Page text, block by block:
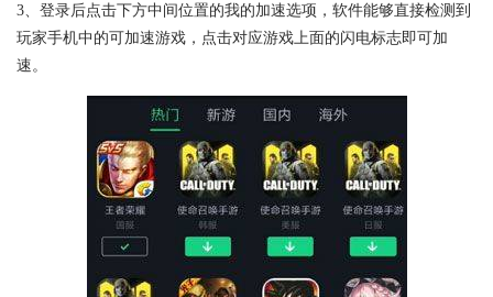
3、登录后点击下方中间位置的我的加速选项，软件能够直接检测到
玩家手机中的可加速游戏，点击对应游戏上面的闪电标志即可加
速。